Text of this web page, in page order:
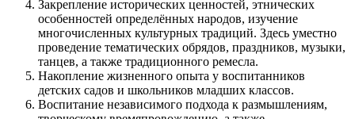
Закрепление исторических ценностей, этнических
особенностей определённых народов, изучение
многочисленных культурных традиций. Здесь уместно
проведение тематических обрядов, праздников, музыки,
танцев, а также традиционного ремесла.
Накопление жизненного опыта у воспитанников
детских садов и школьников младших классов.
Воспитание независимого подхода к размышлениям,